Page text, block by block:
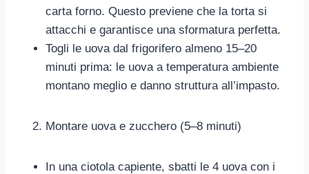
carta forno. Questo previene che la torta si
attacchi e garantisce una sformatura perfetta.
Togli le uova dal frigorifero almeno 15–20
minuti prima: le uova a temperatura ambiente
montano meglio e danno struttura all’impasto.
Montare uova e zucchero (5–8 minuti)
In una ciotola capiente, sbatti le 4 uova con i